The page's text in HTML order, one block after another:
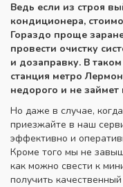
Ведь если из строя
кондиционера,
Гораздо проще
провести очистку
и дозаправку. В
станция метро
недорого и не
Но даже в случае,
приезжайте в наш
эффективно и
Кроме того мы не
как можно свести к
получить качественный